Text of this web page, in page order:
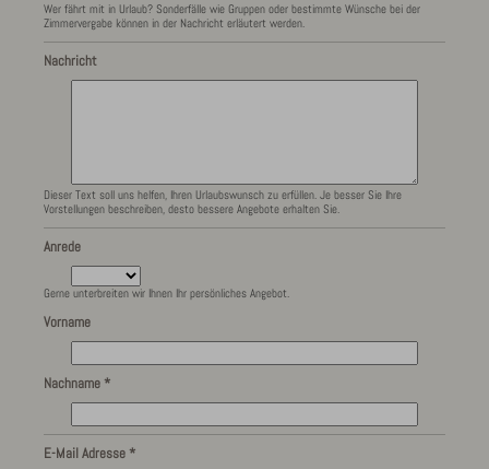
Wer fährt mit in Urlaub? Sonderfälle wie Gruppen oder bestimmte Wünsche bei der
Zimmervergabe können in der Nachricht erläutert werden.
Nachricht
Dieser Text soll uns helfen, Ihren Urlaubswunsch zu erfüllen. Je besser Sie Ihre
Vorstellungen beschreiben, desto bessere Angebote erhalten Sie.
Anrede
Gerne unterbreiten wir Ihnen Ihr persönliches Angebot.
Vorname
Nachname *
E-Mail Adresse *